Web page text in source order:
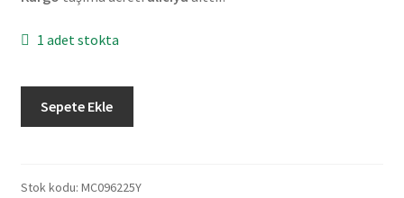
1 adet stokta
Mitsubishi
Arka
Sepete Ekle
Stok kodu: MC096225Y